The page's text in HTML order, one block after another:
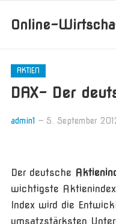
Online-
AKTIEN
DAX- Der
admin1 — 5. September
Der deutsche
wichtigste
Index wird die
umsatzstärksten